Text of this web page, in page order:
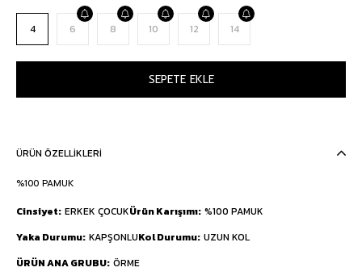
4 6 8 10 12 14
ÜRÜN ÖZELLIKLERI
%100 PAMUK
Cinsiyet ERKEK ÇOCUKÜrün Karışımı %100 PAMUK
Yaka Durumu KAPŞONLUKol Durumu UZUN KOL
ÜRÜN ANA GRUBU ÖRME